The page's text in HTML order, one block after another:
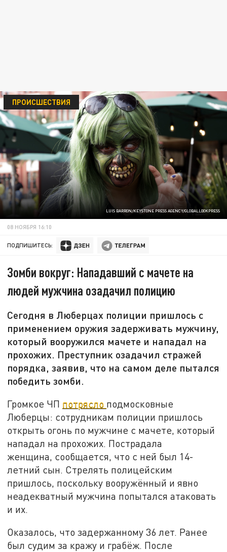
LUIS BARRON/KEYSTONE PRESS AGENCY/GLOBALLOOKPRESS
ПРОИСШЕСТВИЯ
08 НОЯБРЯ 16:10
ПОДПИШИТЕСЬ:
Зомби вокруг: Нападавший с мачете на
людей мужчина озадачил полицию
Сегодня в Люберцах полиции пришлось с
применением оружия задерживать мужчину,
который вооружился мачете и нападал на
прохожих. Преступник озадачил стражей
порядка, заявив, что на самом деле пытался
победить зомби.
Громкое ЧП потрясло подмосковные
Люберцы: сотрудникам полиции пришлось
открыть огонь по мужчине с мачете, который
нападал на прохожих. Пострадала
женщина, сообщается, что с ней был 14-
летний сын. Стрелять полицейским
пришлось, поскольку вооружённый и явно
неадекватный мужчина попытался атаковать
и их.
Оказалось, что задержанному 36 лет. Ранее
был судим за кражу и грабёж. После